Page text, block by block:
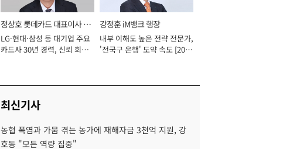
정상호 롯데카드 대표이사 사
장
LG·현대·삼성 등 대기업 주요
카드사 30년 경력, 신뢰 회복
강정훈 iM뱅크 행장
내부 이해도 높은 전략 전문가,
'전국구 은행' 도약 속도 [2026
최신기사
농협 폭염과 가뭄 겪는 농가에 재해자금 3천억 지원, 강
호동 "모든 역량 집중"